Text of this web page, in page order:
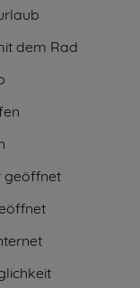
dem Rad
geöffnet